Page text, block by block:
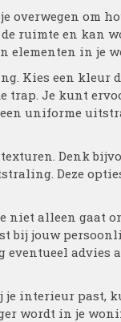
om
ruimte en kan
elementen in je
Kies een kleur
Je kunt
uniforme
Denk
Deze
alleen gaat
bij jouw
advies
interieur past,
wordt in je